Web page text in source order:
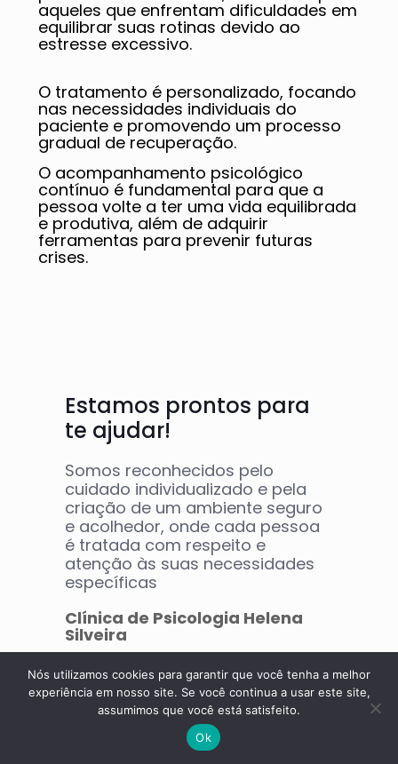
aqueles que enfrentam dificuldades em
equilibrar suas rotinas devido ao
estresse excessivo.
O tratamento é personalizado, focando
nas necessidades individuais do
paciente e promovendo um processo
gradual de recuperação.
O acompanhamento psicológico
contínuo é fundamental para que a
pessoa volte a ter uma vida equilibrada
e produtiva, além de adquirir
ferramentas para prevenir futuras
crises.
Estamos prontos para
te ajudar!
Somos reconhecidos pelo
cuidado individualizado e pela
criação de um ambiente seguro
e acolhedor, onde cada pessoa
é tratada com respeito e
atenção às suas necessidades
específicas
Clínica de Psicologia Helena
Silveira
Nós utilizamos cookies para garantir que você tenha a melhor
experiência em nosso site. Se você continua a usar este site,
assumimos que você está satisfeito.
Ok